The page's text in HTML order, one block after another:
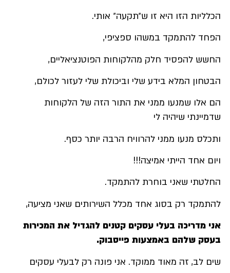
הכלליות הזו היא זו ש״תקעה״ אותי.
הפחד להתמקד במשהו ספציפי,
החשש להפסיד חלק מהלקוחות הפוטנציאליים,
הבטחון המלא בידע שלי וביכולת שלי לעזור לכולם,
הם אלו שמנעו ממני את התור הזה של הלקוחות
שדמיינתי שיהיה לי
ותכלס מנעו ממני להרוויח הרבה יותר כסף.
ויום אחד הייתי אמיצה!!!
החלטתי שאני בוחרת להתמקד.
להתמקד רק בסוג אחד מכלל השירותים שאני מציעה,
אני מדריכה בעלי עסקים קטנים להגדיל את המכירות
בעסק שלהם באמצעות פייסבוק.
שים לב, זה מאוד ממוקד. אני פונה רק לבעלי עסקים